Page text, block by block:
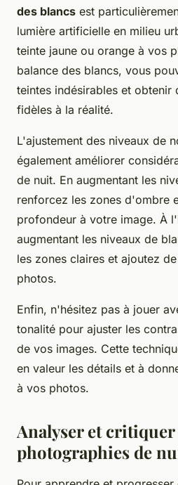
des blancs est
lumière artificielle en milieu
teinte jaune ou orange à vos
balance des blancs, vous
teintes indésirables et obtenir
fidèles à la réalité.
L'ajustement des niveaux de
également améliorer
de nuit. En augmentant les
renforcez les zones d'ombre
profondeur à votre image. À
augmentant les niveaux de
les zones claires et ajoutez
photos.
Enfin, n'hésitez pas à jouer
tonalité pour ajuster les
de vos images. Cette
en valeur les détails et à
à vos photos.
Analyser et critiquer
photographies de